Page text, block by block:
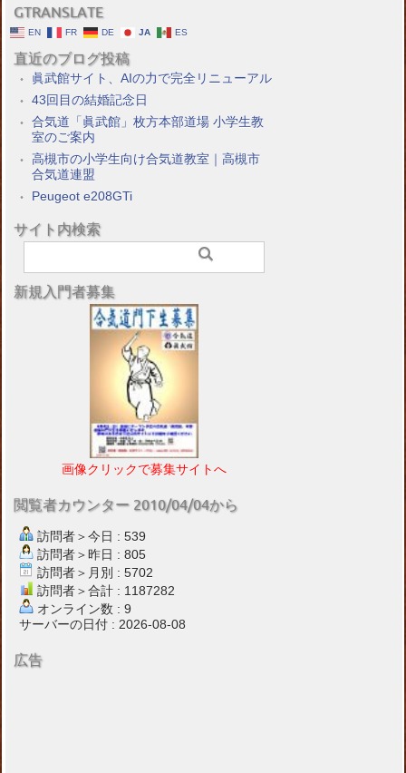
GTRANSLATE
EN FR DE JA ES
直近のブログ投稿
眞武館サイト、AIの力で完全リニューアル
43回目の結婚記念日
合気道「眞武館」枚方本部道場 小学生教
室のご案内
高槻市の小学生向け合気道教室｜高槻市
合気道連盟
Peugeot e208GTi
サイト内検索
新規入門者募集
画像クリックで募集サイトへ
閲覧者カウンター 2010/04/04から
訪問者＞今日 : 539
訪問者＞昨日 : 805
訪問者＞月別 : 5702
訪問者＞合計 : 1187282
オンライン数 : 9
サーバーの日付 : 2026-08-08
広告